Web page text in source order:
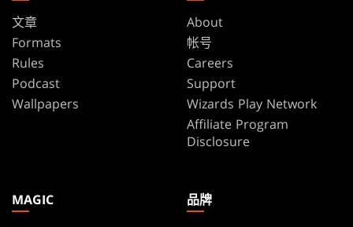
文章
Formats
Rules
Podcast
Wallpapers
About
帐号
Careers
Support
Wizards Play Network
Affiliate Program
Disclosure
MAGIC
品牌